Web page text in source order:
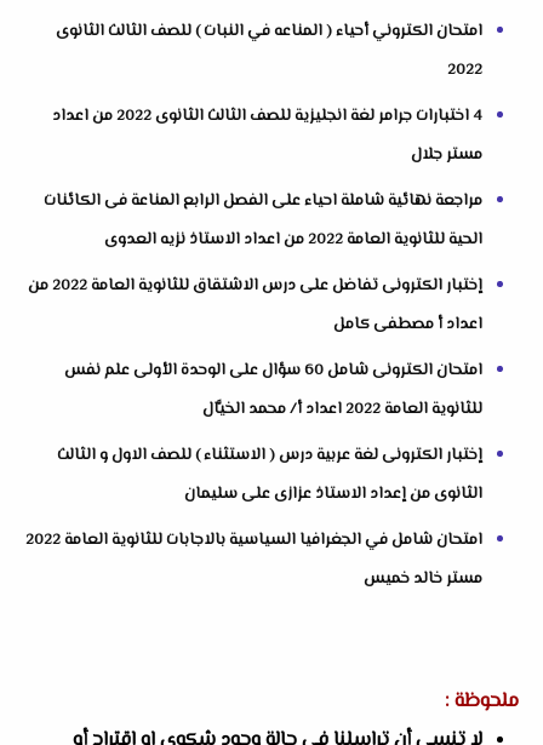
امتحان الكتروني أحياء ( المناعه في النبات ) للصف الثالث الثانوى
2022
4 اختبارات جرامر لغة انجليزية للصف الثالث الثانوى 2022 من اعداد
مستر جلال
مراجعة نهائية شاملة احياء على الفصل الرابع المناعة فى الكائنات
الحية للثانوية العامة 2022 من اعداد الاستاذ نزيه العدوى
إختبار الكترونى تفاضل على درس الاشتقاق للثانوية العامة 2022 من
اعداد أ مصطفى كامل
امتحان الكترونى شامل 60 سؤال على الوحدة الأولى علم نفس
للثانوية العامة 2022 اعداد أ/ محمد الخيَّال
إختبار الكترونى لغة عربية درس ( الاستثناء ) للصف الاول و الثالث
الثانوى من إعداد الاستاذ عزازى على سليمان
امتحان شامل في الجغرافيا السياسية بالاجابات للثانوية العامة 2022
مستر خالد خميس
ملحوظة :